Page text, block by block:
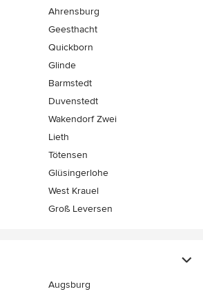
Ahrensburg
Geesthacht
Quickborn
Glinde
Barmstedt
Duvenstedt
Wakendorf Zwei
Lieth
Tötensen
Glüsingerlohe
West Krauel
Groß Leversen
Augsburg